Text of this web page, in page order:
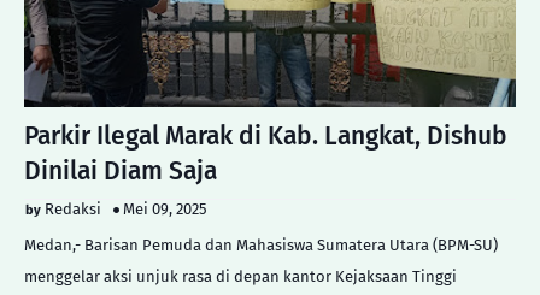
Parkir Ilegal Marak di Kab. Langkat, Dishub
Dinilai Diam Saja
Redaksi
Mei 09, 2025
Medan,- Barisan Pemuda dan Mahasiswa Sumatera Utara (BPM-SU)
menggelar aksi unjuk rasa di depan kantor Kejaksaan Tinggi